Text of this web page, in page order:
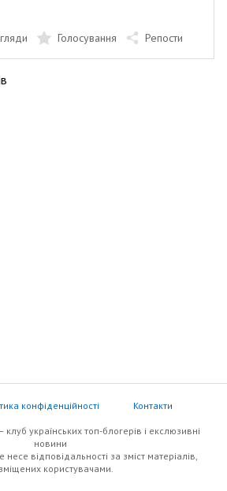
Голосування Репости
конфіденційності Контакти
українських топ-блогерів i екслюзивнi
новини
несе відповідальності за зміст матеріалів,
користувачами.